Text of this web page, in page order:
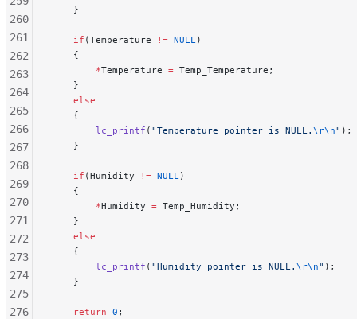
    }
    if
(Temperature != NULL)
    {
        *
Temperature = Temp_Temperature;
    }
    else
    {
        lc_printf
( "Temperature pointer is NULL. \r\n" );
    }
    if
(Humidity != NULL)
    {
        *
Humidity = Temp_Humidity;
    }
    else
    {
        lc_printf
( "Humidity pointer is NULL. \r\n" );
    }
    return
0 ;
260
261
262
263
264
265
266
267
268
269
270
271
272
273
274
275
276